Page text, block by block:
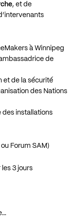
, et de
à Winnipeg
de
et de la sécurité
des Nations
des installations
Forum SAM)
3 jours